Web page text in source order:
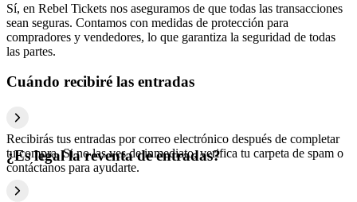
Sí, en Rebel Tickets nos aseguramos de que todas las transacciones
sean seguras. Contamos con medidas de protección para
compradores y vendedores, lo que garantiza la seguridad de todas
las partes.
Cuándo recibiré las entradas
Recibirás tus entradas por correo electrónico después de completar
tu compra. Si no las ves de inmediato, verifica tu carpeta de spam o
contáctanos para ayudarte.
¿Es legal la reventa de entradas?